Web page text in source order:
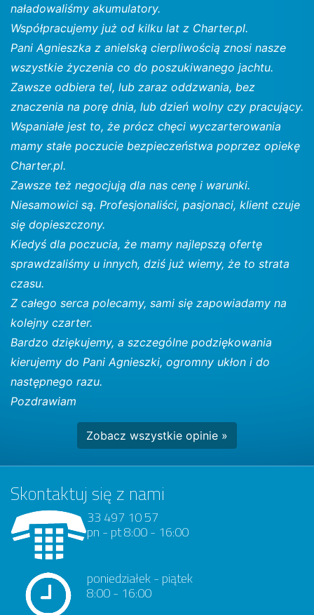
naładowaliśmy akumulatory.
Współpracujemy już od kilku lat z Charter.pl.
Pani Agnieszka z anielską cierpliwością znosi nasze
wszystkie życzenia co do poszukiwanego jachtu.
Zawsze odbiera tel, lub zaraz oddzwania, bez
znaczenia na porę dnia, lub dzień wolny czy pracujący.
Wspaniałe jest to, że prócz chęci wyczarterowania
mamy stałe poczucie bezpieczeństwa poprzez opiekę
Charter.pl.
Zawsze też negocjują dla nas cenę i warunki.
Niesamowici są. Profesjonaliści, pasjonaci, klient czuje
się dopieszczony.
Kiedyś dla poczucia, że mamy najlepszą ofertę
sprawdzaliśmy u innych, dziś już wiemy, że to strata
czasu.
Z całego serca polecamy, sami się zapowiadamy na
kolejny czarter.
Bardzo dziękujemy, a szczególne podziękowania
kierujemy do Pani Agnieszki, ogromny ukłon i do
następnego razu.
Pozdrawiam
Zobacz wszystkie opinie »
Skontaktuj się z nami
33 497 10 57
pn - pt 8:00 - 16:00
poniedziałek - piątek
8:00 - 16:00